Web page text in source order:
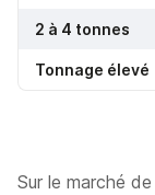
2 à 4 tonnes
Tonnage élevé
Sur le marché de